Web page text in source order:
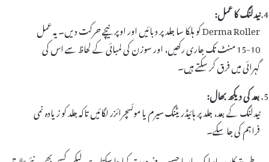
نیدلنگ کا عمل:
Derma Roller کو ہلکا سا جلد پر دبائیں اور اوپر نیچے حرکت دیں۔ یہ عمل
10-15 منٹ تک جاری رکھیں، اور سوزن کی لمبائی کے لحاظ سے اس کی
گہرائی میں فرق کر سکتے ہیں۔
بعد کی دیکھ بھال:
نیدلنگ کے بعد، جلد پر ہائیڈریٹنگ سیرم یا موئسچرائزر لگائیں تاکہ جلد کو زیادہ نمی
فراہم کی جا سکے۔